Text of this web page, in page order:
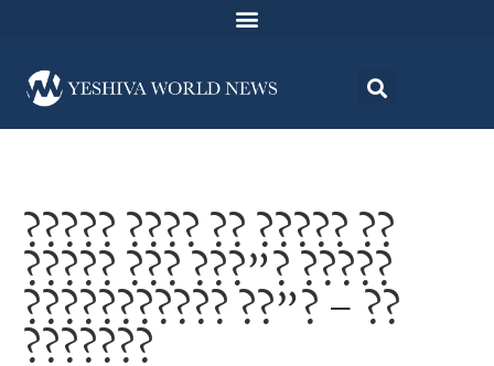
????? ???? ?? ????? ??
????? ??? ???”? ?????
??????????? ??”? – ??
???????